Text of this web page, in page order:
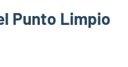
Punto Limpio